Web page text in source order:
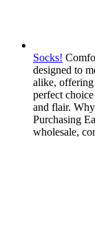
Socks!
designed to
alike, offering
perfect
and flair.
Purchasing
wholesale,